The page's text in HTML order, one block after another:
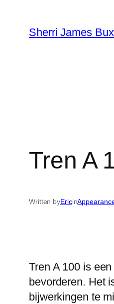
content
Sherri James
Tren A
Written byEricin
Tren A 100 is
bevorderen. Het
bijwerkingen te